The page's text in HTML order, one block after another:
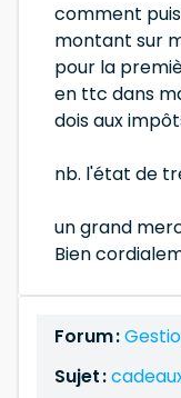
comment
montant sur
pour la
en ttc dans
dois aux
nb. l'état de
un grand
Bien
Forum :
Sujet :